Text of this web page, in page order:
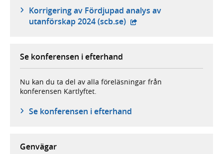
Korrigering av Fördjupad analys av
utanförskap 2024 (scb.se) - extern webbplats,
Se konferensen i efterhand
Nu kan du ta del av alla föreläsningar från
konferensen Kartlyftet.
Se konferensen i efterhand
Genvägar